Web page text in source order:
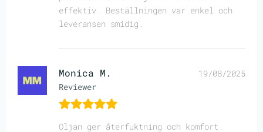
effektiv. Beställningen var enkel och
leveransen smidig.
Monica M.
Reviewer
19/08/2025
Oljan ger återfuktning och komfort.